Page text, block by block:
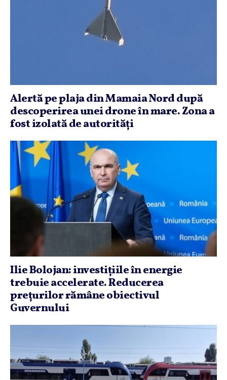
Alertă pe plaja din Mamaia Nord după
descoperirea unei drone în mare. Zona a
fost izolată de autorităţi
Ilie Bolojan: investiţiile în energie
trebuie accelerate. Reducerea
preţurilor rămâne obiectivul
Guvernului